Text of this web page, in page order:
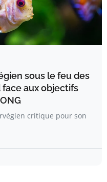
sous le feu des
aux objectifs
critique pour son